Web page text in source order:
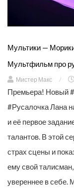
Мультики —
Мультфильм про
Мистер Макс /
Премьера! Новый
#Русалочка Лана
и её первое
талантов. В этой
страх сцены и
ему свой
увереннее в себе.